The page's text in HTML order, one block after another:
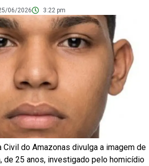
06/2026 3:22 pm
do Amazonas divulga a imagem de
de 25 anos, investigado pelo homicídio